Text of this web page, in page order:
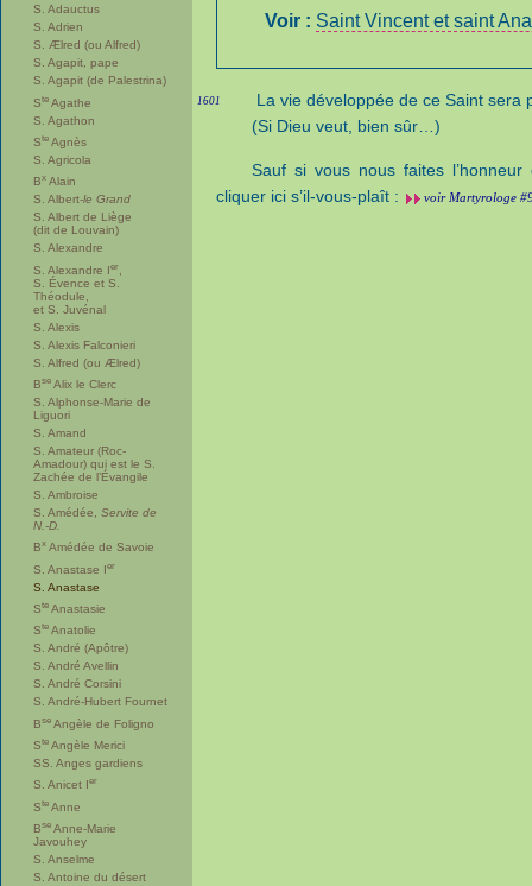
S. Adauctus
S. Adrien
S. Ælred (ou Alfred)
S. Agapit, pape
S. Agapit (de Palestrina)
Ste Agathe
S. Agathon
Ste Agnès
S. Agricola
Bx Alain
S. Albert-le Grand
S. Albert de Liège
(dit de Louvain)
S. Alexandre
S. Alexandre Ier
S. Évence et S.
Théodule,
et S. Juvénal
S. Alexis
S. Alexis Falconieri
S. Alfred (ou Ælred)
Bse Alix le Clerc
S. Alphonse-Marie de
Liguori
S. Amand
S. Amateur (Roc-
Amadour) qui est le S.
Zachée de l’Évangile
S. Ambroise
S. Amédée, Servite de
N.-D.
Bx Amédée de Savoie
S. Anastase Ier
S. Anastase
Ste Anastasie
Ste Anatolie
S. André (Apôtre)
S. André Avellin
S. André Corsini
S. André-Hubert Fournet
Bse Angèle de Foligno
Ste Angèle Merici
SS. Anges gardiens
S. Anicet Ier
Ste Anne
Bse Anne-Marie
Javouhey
S. Anselme
S. Antoine du désert
Voir : Saint Vincent et saint
1601
La vie développée de ce Saint sera
(Si Dieu veut, bien sûr…)
Sauf si vous nous faites
cliquer ici s’il-vous-plaît :
voir Martyrologe